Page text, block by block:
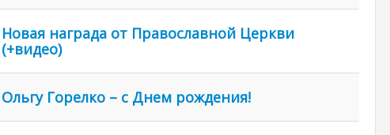
Новая награда от Православной Церкви
(+видео)
Ольгу Горелко – с Днем рождения!